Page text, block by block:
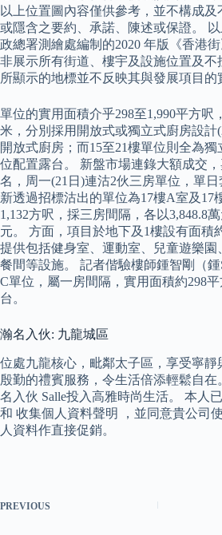
以上位置圖內容僅供參考，並不構成
或隱含之要約、承諾、陳述或保證。
政總署測繪處編制的2020 年版《香港
非展示所有街道、樓宇及設施位置及不
所顯示的地標並不反映其與發展項目的
單位的實用面積介乎298至1,990平方呎
米，分別採用開放式或獨立式廚房設計
開放式廚房；而15至21樓單位則全為
位配置露台。 新盤市場連錄大額成交
名，周一(21日)連沽2伙三房單位，單日
新透過招標沽出的單位為17樓A室及17
1,132方呎，採三房間隔，各以3,848.8
元。 方面，項目於地下及1樓設有面積
提供包括健身室、運動室、兒童遊樂
餐間等設施。 記者偕驗樓師鍾智剛（
C單位，屬一房間隔，實用面積約298
台。
瀚名入伙: 九龍城區
位處九龍核心，毗鄰太子區，享受寧
殷勤的禮賓服務，令生活倍添輕鬆自在
名入伙 Salle投入高雅時尚生活。 本人
和 收集個人資料聲明 ，並同意貴公司
人資料作直接促銷。
PREVIOUS